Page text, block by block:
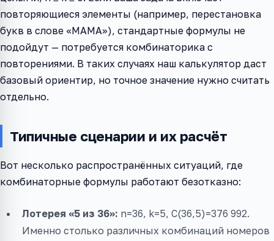
повторяющиеся элементы (например, перестановка
букв в слове «МАМА»), стандартные формулы не
подойдут — потребуется комбинаторика с
повторениями. В таких случаях наш калькулятор даст
базовый ориентир, но точное значение нужно считать
отдельно.
Типичные сценарии и их расчёт
Вот несколько распространённых ситуаций, где
комбинаторные формулы работают безотказно:
Лотерея «5 из 36»: n=36, k=5, C(36,5)=376 992.
Именно столько различных комбинаций номеров